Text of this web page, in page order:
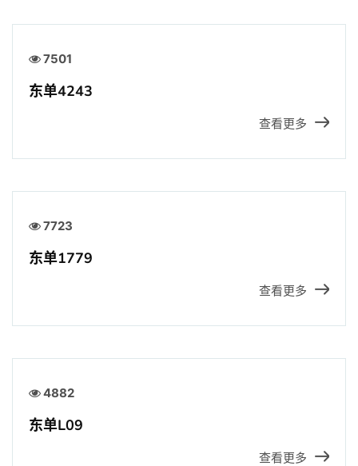
7501
东单4243
查看更多
7723
东单1779
查看更多
4882
东单L09
查看更多